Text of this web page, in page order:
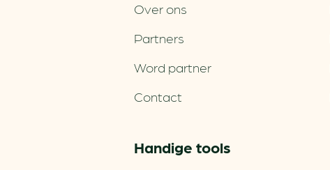
Over ons
Partners
Word partner
Contact
Handige tools